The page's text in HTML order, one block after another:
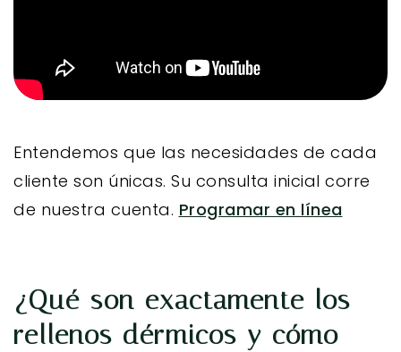
Entendemos que las necesidades de cada
cliente son únicas. Su consulta inicial corre
de nuestra cuenta. Programar en línea
¿Qué son exactamente los
rellenos dérmicos y cómo